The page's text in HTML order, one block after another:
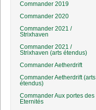
Commander 2019
Commander 2020
Commander 2021 /
Strixhaven
Commander 2021 /
Strixhaven (arts étendus)
Commander Aetherdrift
Commander Aetherdrift (arts
étendus)
Commander Aux portes des
Eternités